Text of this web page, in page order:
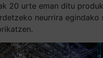
20 urte eman ditu
neurrira egindako